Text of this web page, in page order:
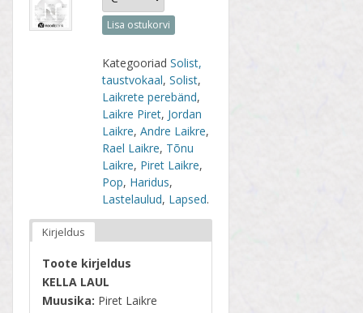
Lisa ostukorvi
KategooriadSolist,
taustvokaal,Solist,
Laikrete perebänd,
Laikre Piret, Jordan
Laikre,Andre Laikre,
Rael Laikre, Tõnu
Laikre, Piret Laikre,
Pop, Haridus,
Lastelaulud, Lapsed.
Kirjeldus
Toote kirjeldus
KELLA LAUL
Muusika: Piret Laikre